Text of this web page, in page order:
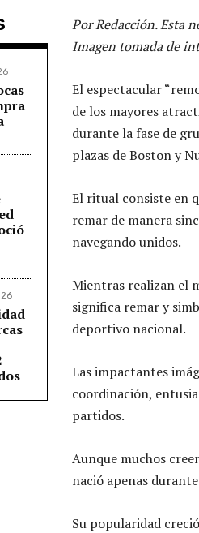
Por Redacción. Esta
Imagen tomada de
El espectacular
de los mayores
durante la fase de
plazas de Boston y
El ritual consiste en
remar de manera
navegando unidos.
Mientras realizan el
significa remar y
deportivo nacional.
Las impactantes
coordinación,
partidos.
Aunque muchos
nació apenas
Su popularidad